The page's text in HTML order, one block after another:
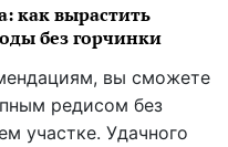
как вырастить
без горчинки
вы сможете
редисом без
участке. Удачного